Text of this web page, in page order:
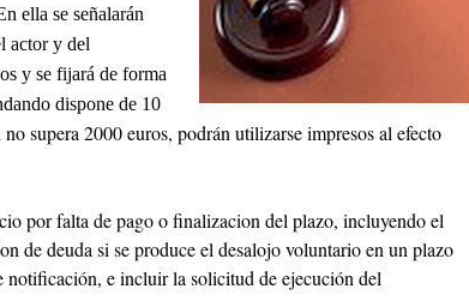
ella se señalarán
actor y del
y se fijará de forma
dispone de 10
supera 2000 euros, podrán utilizarse impresos al efecto
por falta de pago o finalizacion del plazo, incluyendo el
de deuda si se produce el desalojo voluntario en un plazo
notificación, e incluir la solicitud de ejecución del